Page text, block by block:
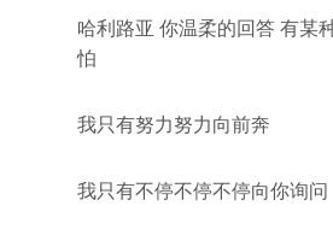
哈利路亚 你温柔的回答 有某
怕
我只有努力努力向前奔
我只有不停不停不停向你询问